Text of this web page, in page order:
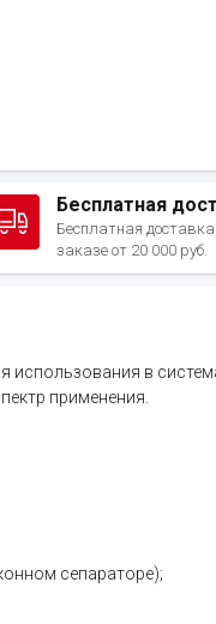
Бесплатная
Бесплатная
заказе от 20 000 руб.
использования в
применения.
сепараторе);